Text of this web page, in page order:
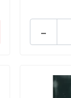
-